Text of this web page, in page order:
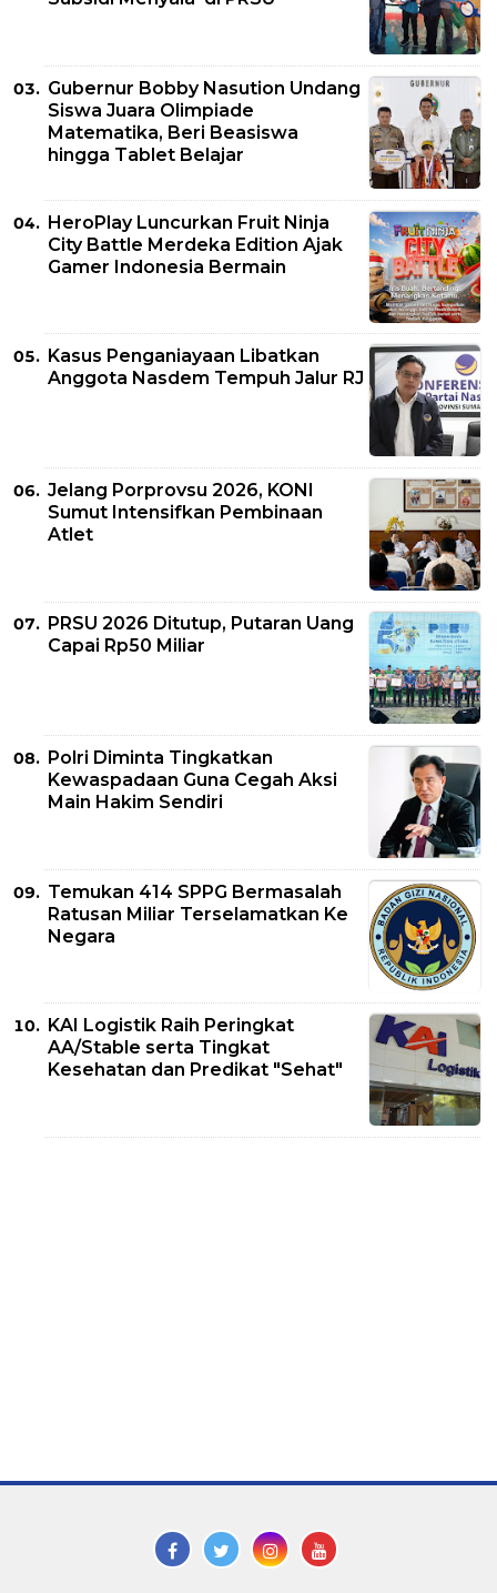
Gubernur Bobby Nasution Undang
Siswa Juara Olimpiade
Matematika, Beri Beasiswa
hingga Tablet Belajar
HeroPlay Luncurkan Fruit Ninja
City Battle Merdeka Edition Ajak
Gamer Indonesia Bermain
Kasus Penganiayaan Libatkan
Anggota Nasdem Tempuh Jalur RJ
Jelang Porprovsu 2026, KONI
Sumut Intensifkan Pembinaan
Atlet
PRSU 2026 Ditutup, Putaran Uang
Capai Rp50 Miliar
Polri Diminta Tingkatkan
Kewaspadaan Guna Cegah Aksi
Main Hakim Sendiri
Temukan 414 SPPG Bermasalah
Ratusan Miliar Terselamatkan Ke
Negara
KAI Logistik Raih Peringkat
AA/Stable serta Tingkat
Kesehatan dan Predikat "Sehat"